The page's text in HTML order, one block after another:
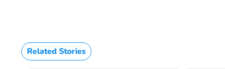
Related Stories